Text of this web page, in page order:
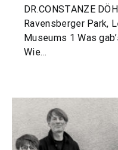
DR.CONSTANZE
Ravensberger Park,
Museums 1 Was
Wie…